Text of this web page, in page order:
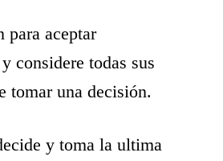
para aceptar
considere todas sus
tomar una decisión.
y toma la ultima